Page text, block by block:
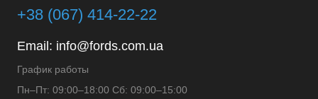
+38 (067) 414-22-22
Email: info@fords.com.ua
График работы
Пн–Пт: 09:00–18:00 Сб: 09:00–15:00